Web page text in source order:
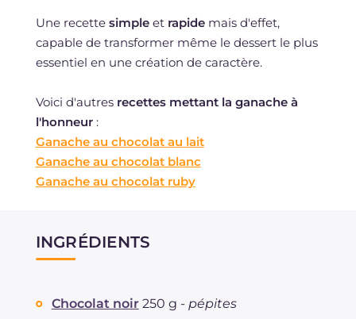
Une recette simpleet rapidemais d'effet,
capable de transformer même le dessert le plus
essentiel en une création de caractère.
Voici d'autres recettes mettant la ganache à
l'honneur:
Ganache au chocolat au lait
Ganache au chocolat blanc
Ganache au chocolat ruby
INGRÉDIENTS
Chocolat noir 250 g - pépites